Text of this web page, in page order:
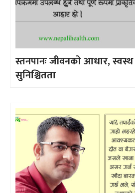
स्तनपानः जीवनको आधार,
सुनिश्चितता